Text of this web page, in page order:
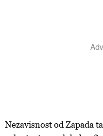
Nezavisnost od Zapada